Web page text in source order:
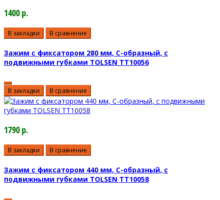
1400 р.
В закладки В сравнение
Зажим с фиксатором 280 мм, С-образный, с
подвижными губками TOLSEN TT10056
В закладки В сравнение
1790 р.
В закладки В сравнение
Зажим с фиксатором 440 мм, С-образный, с
подвижными губками TOLSEN TT10058